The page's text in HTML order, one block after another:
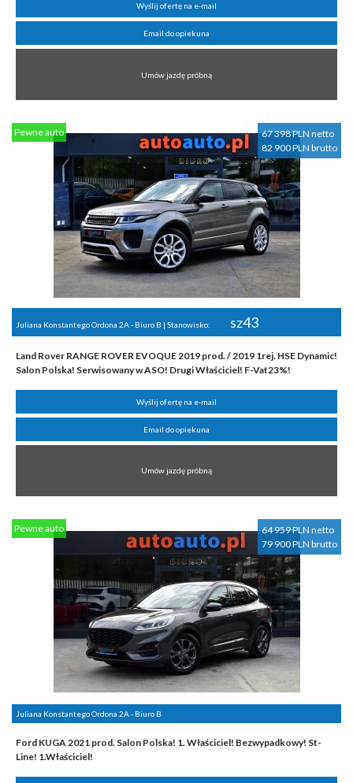
Wyślij ofertę na e-mail
Email do opiekuna
Umów jazdę próbną
67 398 PLN netto
82 900 PLN brutto
Pewne auto
Juliana Konstantego Ordona 2A - Biuro B | Stanowisko: sz43
Land Rover RANGE ROVER EVOQUE 2019 prod. / 2019 1rej. HSE Dynamic!
Salon Polska! Serwisowany w ASO! Drugi Właściciel! F-Vat23%!
Wyślij ofertę na e-mail
Email do opiekuna
Umów jazdę próbną
64 959 PLN netto
79 900 PLN brutto
Pewne auto
Juliana Konstantego Ordona 2A - Biuro B
Ford KUGA 2021 prod. Salon Polska! 1. Właściciel! Bezwypadkowy! St-
Line! 1.Właściciel!